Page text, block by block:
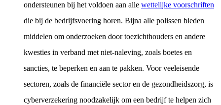
ondersteunen bij het voldoen aan alle wettelijke voorschriften
die bij de bedrijfsvoering horen. Bijna alle polissen bieden
middelen om onderzoeken door toezichthouders en andere
kwesties in verband met niet-naleving, zoals boetes en
sancties, te beperken en aan te pakken. Voor veeleisende
sectoren, zoals de financiële sector en de gezondheidszorg, is
cyberverzekering noodzakelijk om een bedrijf te helpen zich